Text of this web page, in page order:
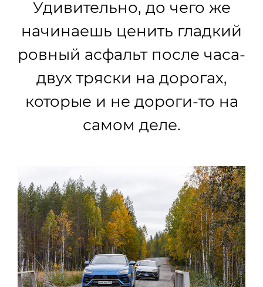
Удивительно, до чего же
начинаешь ценить гладкий
ровный асфальт после часа-
двух тряски на дорогах,
которые и не дороги-то на
самом деле.